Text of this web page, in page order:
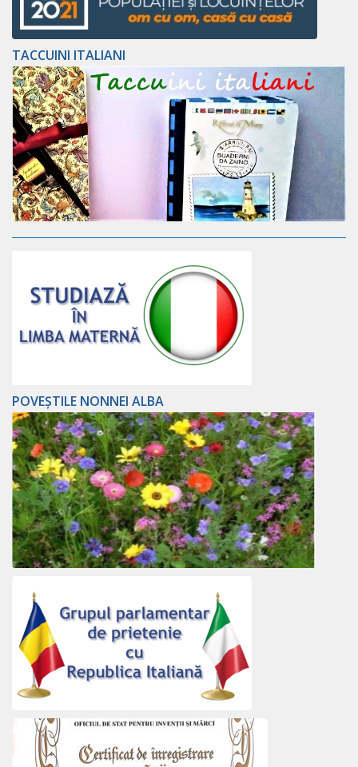
TACCUINI ITALIANI
POVEȘTILE NONNEI ALBA